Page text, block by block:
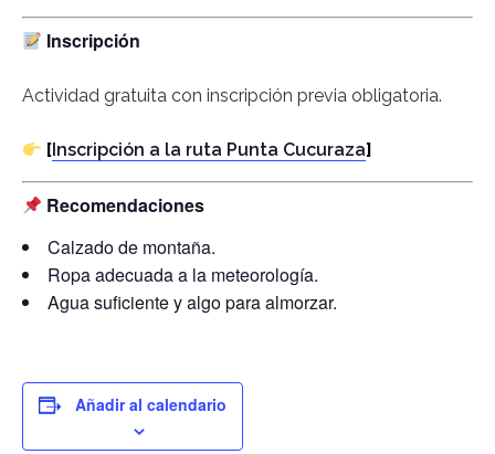
Inscripción
Actividad gratuita con inscripción previa obligatoria.
[ Inscripción a la ruta Punta Cucuraza]
Recomendaciones
Calzado de montaña.
Ropa adecuada a la meteorología.
Agua suficiente y algo para almorzar.
Añadir al calendario